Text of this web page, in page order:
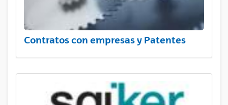
Contratos con empresas y Patentes